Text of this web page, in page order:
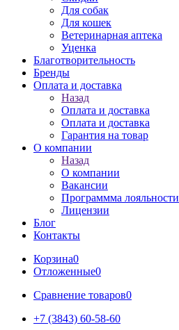
Для собак
Для кошек
Ветеринарная аптека
Уценка
Благотворительность
Бренды
Оплата и доставка
Назад
Оплата и доставка
Оплата и доставка
Гарантия на товар
О компании
Назад
О компании
Вакансии
Программма лояльности
Лицензии
Блог
Контакты
Корзина0
Отложенные0
Сравнение товаров0
+7 (3843) 60-58-60